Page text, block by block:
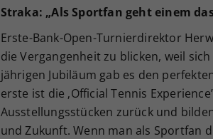
Straka: „Als Sportfan geht einem
Erste-Bank-Open-Turnierdirektor
die Vergangenheit zu blicken, weil
jährigen Jubiläum gab es den
erste ist die ‚Official Tennis
Ausstellungsstücken zurück und
und Zukunft. Wenn man als Sportfan